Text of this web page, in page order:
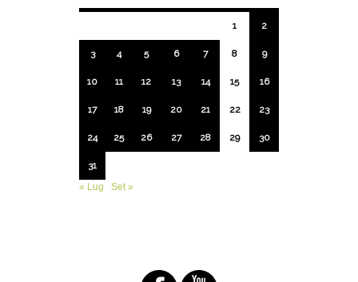
1 2
3 4 5 6 7 8 9
10 11 12 13 14 15 16
17 18 19 20 21 22 23
24 25 26 27 28 29 30
31
« Lug
Set »